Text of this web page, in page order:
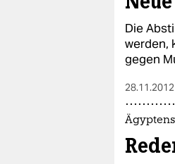
Die
werden,
gegen
28.11.2012